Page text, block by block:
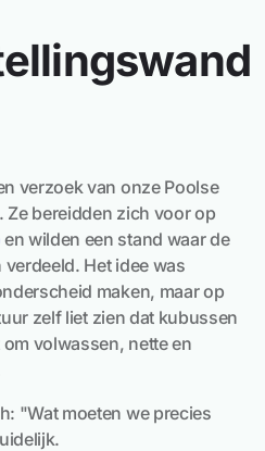
verzoek van onze Poolse
. Ze bereidden zich voor op
en wilden een stand waar de
Het idee was
maken, maar op
zelf liet zien dat kubussen
volwassen, nette en
"Wat moeten we precies